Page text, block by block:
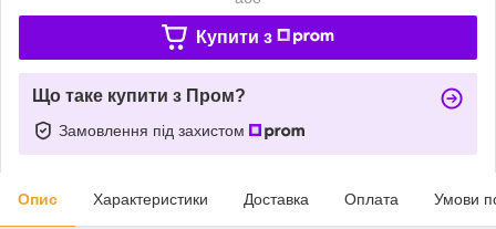
Купити з
Що таке купити з Пром?
Замовлення під захистом
Опис Характеристики Доставка Оплата Умови